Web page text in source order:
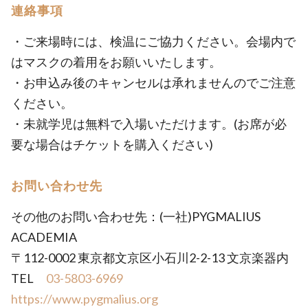
連絡事項
・ご来場時には、検温にご協力ください。会場内で
はマスクの着用をお願いいたします。
・お申込み後のキャンセルは承れませんのでご注意
ください。
・未就学児は無料で入場いただけます。(お席が必
要な場合はチケットを購入ください)
お問い合わせ先
その他のお問い合わせ先：(一社)PYGMALIUS
ACADEMIA
〒112-0002 東京都文京区小石川2-2-13 文京楽器内
TEL 03-5803-6969
https://www.pygmalius.org